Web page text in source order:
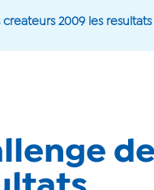
2009 les resultats